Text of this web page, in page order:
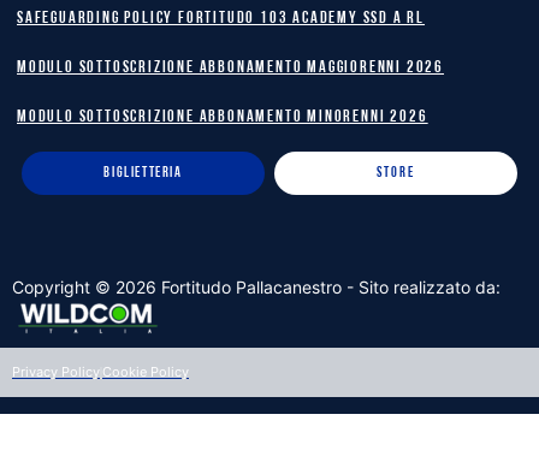
safeguarding policy Fortitudo 103 Academy SSD A RL
MODULO SOTTOSCRIZIONE ABBONAMENTO MAGGIORENNI 2026
MODULO SOTTOSCRIZIONE ABBONAMENTO MINORENNI 2026
BIGLIETTERIA STORE
Copyright © 2026 Fortitudo Pallacanestro - Sito realizzato da:
Privacy Policy Cookie Policy